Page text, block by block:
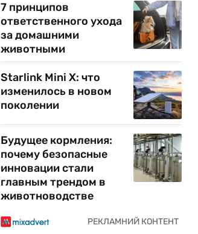
7 принципов
ответственного ухода
за домашними
животными
Starlink Mini X: что
изменилось в новом
поколении
Будущее кормления:
почему безопасные
инновации стали
главным трендом в
животноводстве